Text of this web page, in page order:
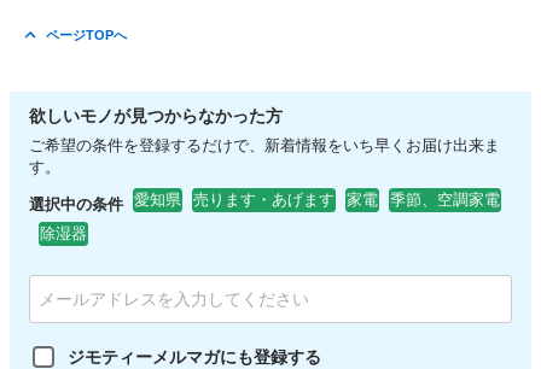
ページTOPへ
欲しいモノが見つからなかった方
ご希望の条件を登録するだけで、新着情報をいち早くお届け出来ま
す。
選択中の条件 愛知県 売ります・あげます 家電
季節、空調家電
除湿器
ジモティーメルマガにも登録する